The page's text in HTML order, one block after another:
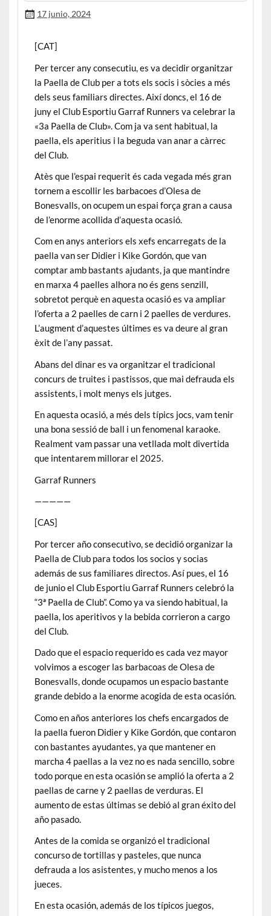
17 junio, 2024
[CAT]
Per tercer any consecutiu, es va decidir organitzar
la Paella de Club per a tots els socis i sòcies a més
dels seus familiars directes. Així doncs, el 16 de
juny el Club Esportiu Garraf Runners va celebrar la
«3a Paella de Club». Com ja va sent habitual, la
paella, els aperitius i la beguda van anar a càrrec
del Club.
Atès que l’espai requerit és cada vegada més gran
tornem a escollir les barbacoes d’Olesa de
Bonesvalls, on ocupem un espai força gran a causa
de l’enorme acollida d’aquesta ocasió.
Com en anys anteriors els xefs encarregats de la
paella van ser Didier i Kike Gordón, que van
comptar amb bastants ajudants, ja que mantindre
en marxa 4 paelles alhora no és gens senzill,
sobretot perquè en aquesta ocasió es va ampliar
l’oferta a 2 paelles de carn i 2 paelles de verdures.
L’augment d’aquestes últimes es va deure al gran
èxit de l’any passat.
Abans del dinar es va organitzar el tradicional
concurs de truites i pastissos, que mai defrauda els
assistents, i molt menys els jutges.
En aquesta ocasió, a més dels típics jocs, vam tenir
una bona sessió de ball i un fenomenal karaoke.
Realment vam passar una vetllada molt divertida
que intentarem millorar el 2025.
Garraf Runners
—————
[CAS]
Por tercer año consecutivo, se decidió organizar la
Paella de Club para todos los socios y socias
además de sus familiares directos. Así pues, el 16
de junio el Club Esportiu Garraf Runners celebró la
“3ª Paella de Club”. Como ya va siendo habitual, la
paella, los aperitivos y la bebida corrieron a cargo
del Club.
Dado que el espacio requerido es cada vez mayor
volvimos a escoger las barbacoas de Olesa de
Bonesvalls, donde ocupamos un espacio bastante
grande debido a la enorme acogida de esta ocasión.
Como en años anteriores los chefs encargados de
la paella fueron Didier y Kike Gordón, que contaron
con bastantes ayudantes, ya que mantener en
marcha 4 paellas a la vez no es nada sencillo, sobre
todo porque en esta ocasión se amplió la oferta a 2
paellas de carne y 2 paellas de verduras. El
aumento de estas últimas se debió al gran éxito del
año pasado.
Antes de la comida se organizó el tradicional
concurso de tortillas y pasteles, que nunca
defrauda a los asistentes, y mucho menos a los
jueces.
En esta ocasión, además de los típicos juegos,